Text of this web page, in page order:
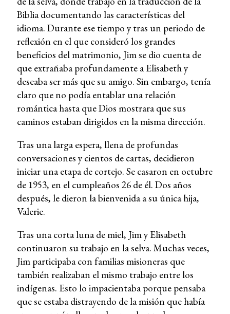
Biblia documentando las características del
idioma. Durante ese tiempo y tras un periodo de
reflexión en el que consideró los grandes
beneficios del matrimonio, Jim se dio cuenta de
que extrañaba profundamente a Elisabeth y
deseaba ser más que su amigo. Sin embargo, tenía
claro que no podía entablar una relación
romántica hasta que Dios mostrara que sus
caminos estaban dirigidos en la misma dirección.
Tras una larga espera, llena de profundas
conversaciones y cientos de cartas, decidieron
iniciar una etapa de cortejo. Se casaron en octubre
de 1953, en el cumpleaños 26 de él. Dos años
después, le dieron la bienvenida a su única hija,
Valerie.
Tras una corta luna de miel, Jim y Elisabeth
continuaron su trabajo en la selva. Muchas veces,
Jim participaba con familias misioneras que
también realizaban el mismo trabajo entre los
indígenas. Esto lo impacientaba porque pensaba
que se estaba distrayendo de la misión que había